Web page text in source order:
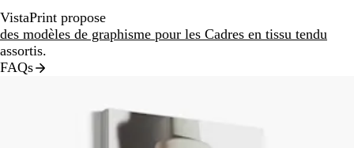
VistaPrint propose
des modèles de graphisme pour les Cadres en tissu tendu
assortis.
FAQs